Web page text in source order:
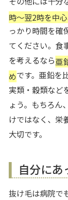
時～翌2時を中
っかり時間を確
てください。食
を考えるなら亜
めです。亜鉛を
実類・穀類など
ょう。もちろん
けではなく、栄
大切です。
自分にあ
抜け毛は病院で